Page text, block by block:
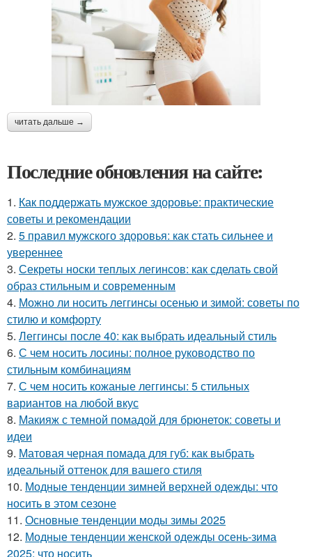
читать дальше →
Последние обновления на сайте:
1. Как поддержать мужское здоровье: практические
советы и рекомендации
2. 5 правил мужского здоровья: как стать сильнее и
увереннее
3. Секреты носки теплых легинсов: как сделать свой
образ стильным и современным
4. Можно ли носить леггинсы осенью и зимой: советы по
стилю и комфорту
5. Леггинсы после 40: как выбрать идеальный стиль
6. С чем носить лосины: полное руководство по
стильным комбинациям
7. С чем носить кожаные леггинсы: 5 стильных
вариантов на любой вкус
8. Макияж с темной помадой для брюнеток: советы и
идеи
9. Матовая черная помада для губ: как выбрать
идеальный оттенок для вашего стиля
10. Модные тенденции зимней верхней одежды: что
носить в этом сезоне
11. Основные тенденции моды зимы 2025
12. Модные тенденции женской одежды осень-зима
2025: что носить